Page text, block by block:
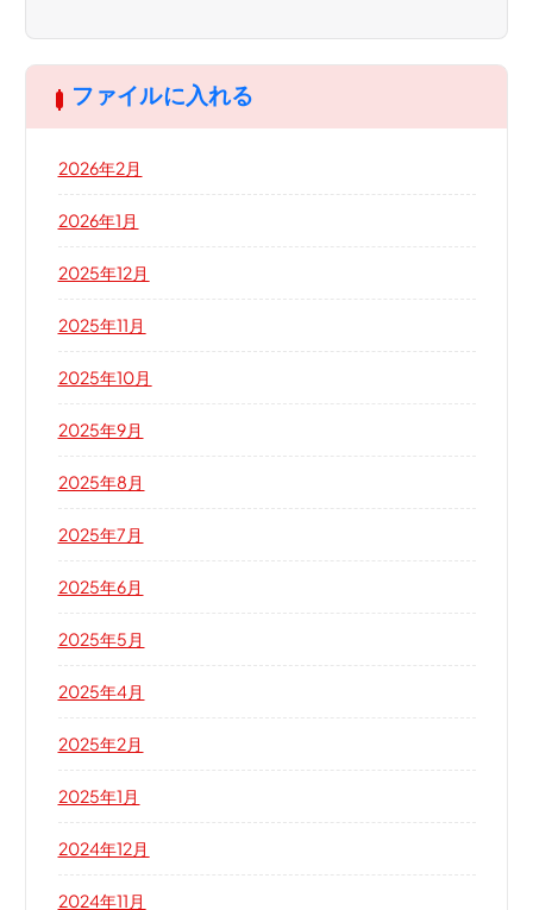
ファイルに入れる
2026年2月
2026年1月
2025年12月
2025年11月
2025年10月
2025年9月
2025年8月
2025年7月
2025年6月
2025年5月
2025年4月
2025年2月
2025年1月
2024年12月
2024年11月